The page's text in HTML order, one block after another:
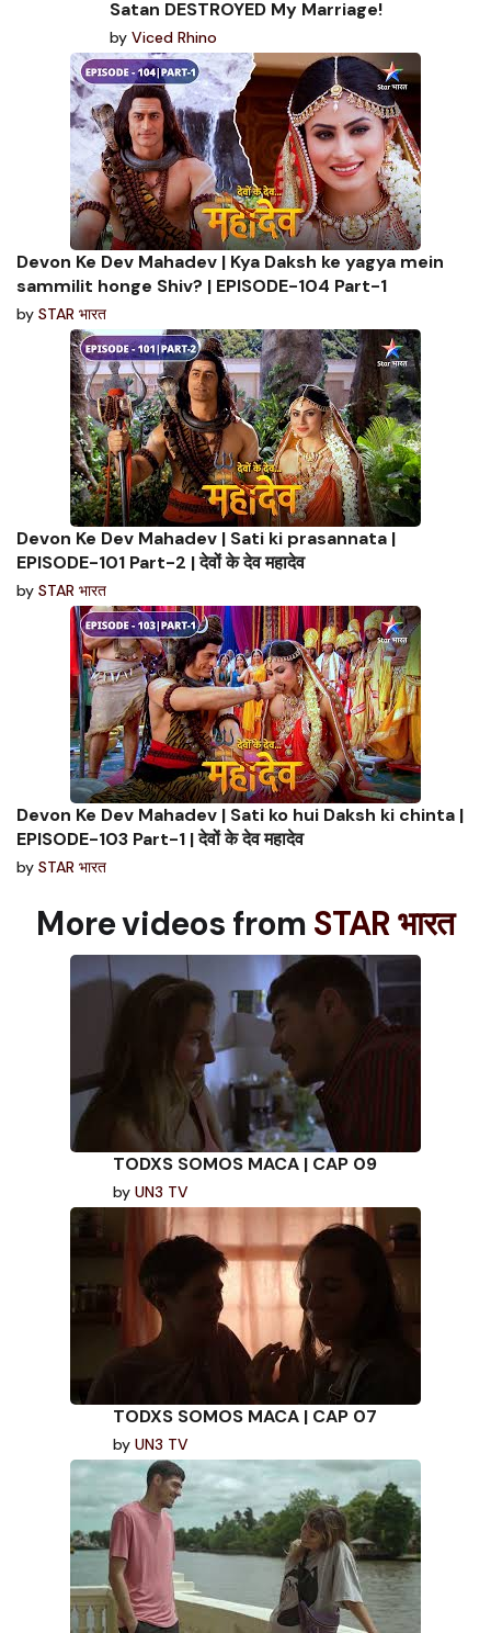
Satan DESTROYED My Marriage!
by Viced Rhino
Devon Ke Dev Mahadev | Kya Daksh ke yagya mein
sammilit honge Shiv? | EPISODE-104 Part-1
by STAR भारत
Devon Ke Dev Mahadev | Sati ki prasannata |
EPISODE-101 Part-2 | देवों के देव महादेव
by STAR भारत
Devon Ke Dev Mahadev | Sati ko hui Daksh ki chinta |
EPISODE-103 Part-1 | देवों के देव महादेव
by STAR भारत
More videos from STAR भारत
TODXS SOMOS MACA | CAP 09
byUN3 TV
TODXS SOMOS MACA | CAP 07
byUN3 TV